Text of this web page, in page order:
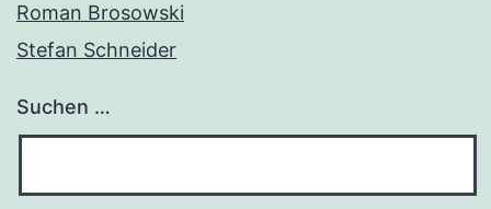
Roman Brosowski
Stefan Schneider
Suchen …